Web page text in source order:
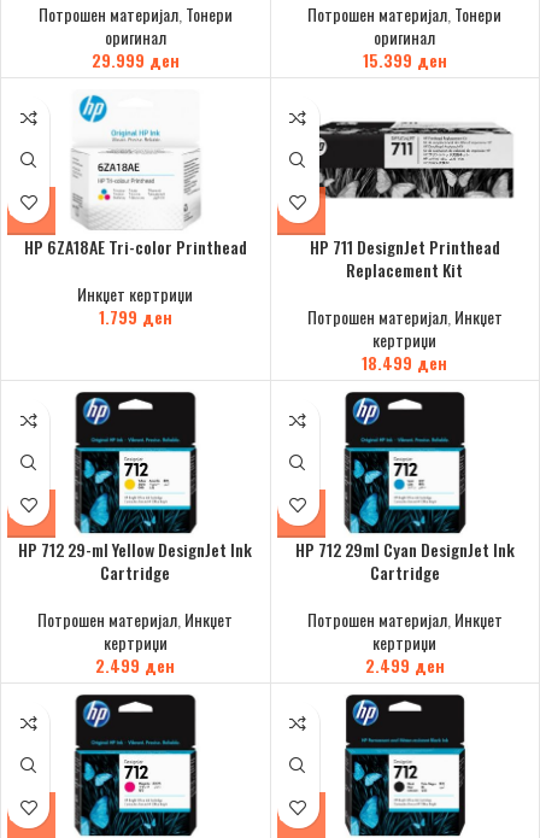
Потрошен материјал, Тонери
оригинал
29.999 ден
Потрошен материјал Тонери
оригинал
15.399 ден
HP 6ZA18AE Tri-color Printhead
Инкџет кертриџи
1.799 ден
HP 711 DesignJet Printhead
Replacement Kit
Потрошен материјал,Инкџет
кертриџи
18.499 ден
HP 712 29-ml Yellow DesignJet Ink
Cartridge
Потрошен материјал,Инкџет
кертриџи
2.499 ден
HP 712 29ml Cyan DesignJet Ink
Cartridge
Потрошен материјал,Инкџет
кертриџи
2.499 ден